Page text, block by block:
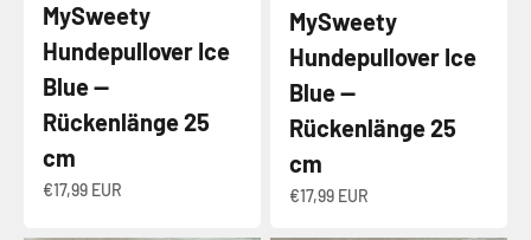
MySweety
Hundepullover Ice
Blue —
Rückenlänge 25
cm
Angebot
€17,99 EUR
MySweety
Hundepullover Ice
Blue —
Rückenlänge 25
cm
Angebot
€17,99 EUR